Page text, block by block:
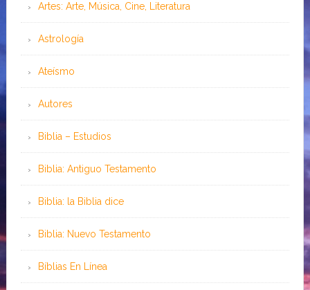
Artes: Arte, Música, Cine, Literatura
Astrología
Ateísmo
Autores
Biblia – Estudios
Biblia: Antiguo Testamento
Biblia: la Biblia dice
Biblia: Nuevo Testamento
Bíblias En Línea